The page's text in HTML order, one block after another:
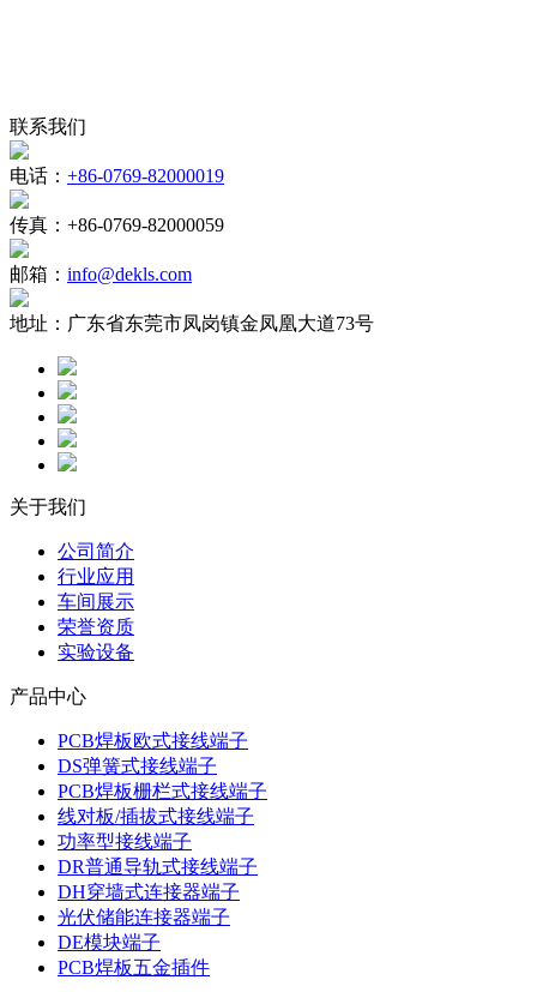
联系我们
电话： +86-0769-82000019
传真： +86-0769-82000059
邮箱： info@dekls.com
地址： 广东省东莞市凤岗镇金凤凰大道73号
关于我们
公司简介
行业应用
车间展示
荣誉资质
实验设备
产品中心
PCB焊板欧式接线端子
DS弹簧式接线端子
PCB焊板栅栏式接线端子
线对板/插拔式接线端子
功率型接线端子
DR普通导轨式接线端子
DH穿墙式连接器端子
光伏储能连接器端子
DE模块端子
PCB焊板五金插件